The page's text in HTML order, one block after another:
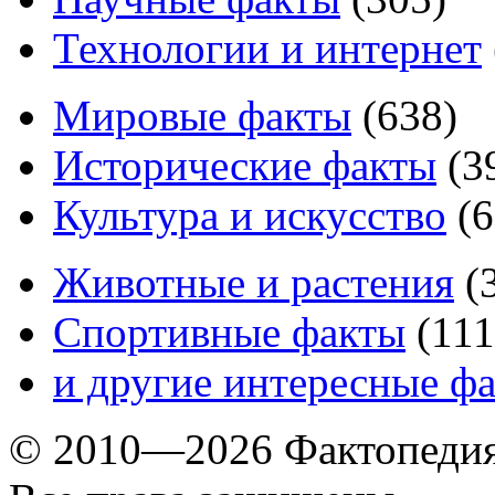
Технологии и интернет
Мировые факты (638)
Исторические факты (
Культура и искусство (
Животные и растения (
Спортивные факты (111
и другие интересные
© 2010—2026